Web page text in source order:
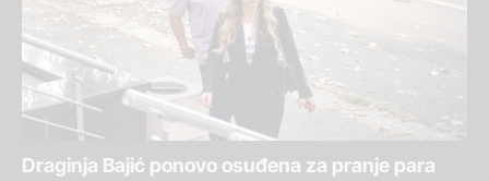
Draginja Bajić ponovo osuđena za pranje para